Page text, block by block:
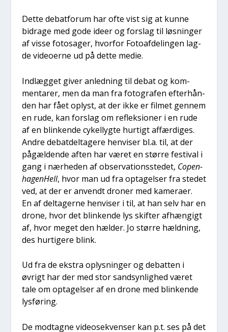
Det­te debat­forum har ofte vist sig at kun­ne
bidra­ge med gode ide­er og for­slag til løs­nin­ger
af vis­se fotosa­ger, hvor­for Foto­af­de­lin­gen lag­
de video­er­ne ud på det­te medie.
Ind­læg­get giver anled­ning til debat og kom­
men­ta­rer, men da man fra foto­gra­fen efter­hån­
den har fået oplyst, at der ikke er fil­met gen­nem
en rude, kan for­slag om reflek­sio­ner i en rude
af en blin­ken­de cykel­lyg­te hur­tigt affær­di­ges.
Andre debat­del­ta­ge­re hen­vi­ser bl.a. til, at der
pågæl­den­de aften har været en stør­re festi­val i
gang i nær­he­den af obser­va­tions­ste­det, Copen­
ha­gen­Hell, hvor man ud fra opta­gel­ser fra ste­det
ved, at der er anvendt dro­ner med kame­ra­er.
En af del­ta­ger­ne hen­vi­ser i til, at han selv har en
dro­ne, hvor det blin­ken­de lys skif­ter afhæn­gigt
af, hvor meget den hæl­der. Jo stør­re hæld­ning,
des hur­ti­ge­re blink.
Ud fra de ekstra oplys­nin­ger og debat­ten i
øvrigt har der med stor sand­syn­lig­hed været
tale om opta­gel­ser af en dro­ne med blin­ken­de
lys­fø­ring.
De mod­tag­ne video­se­kven­ser kan p.t. ses på det